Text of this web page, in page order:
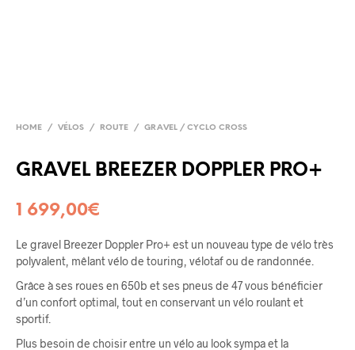
HOME / VÉLOS / ROUTE / GRAVEL / CYCLO CROSS
GRAVEL BREEZER DOPPLER PRO+
1 699,00€
Le gravel Breezer Doppler Pro+ est un nouveau type de vélo très
polyvalent, mêlant vélo de touring, vélotaf ou de randonnée.
Grâce à ses roues en 650b et ses pneus de 47 vous bénéficier
d’un confort optimal, tout en conservant un vélo roulant et
sportif.
Plus besoin de choisir entre un vélo au look sympa et la